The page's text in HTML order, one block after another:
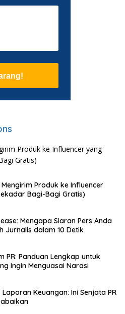
Produk ke Influencer
Bagi-Bagi Gratis)
Mengapa Siaran Pers Anda
Jurnalis dalam 10 Detik
PR: Panduan Lengkap untuk
Ingin Menguasai Narasi
Keuangan: Ini Senjata PR